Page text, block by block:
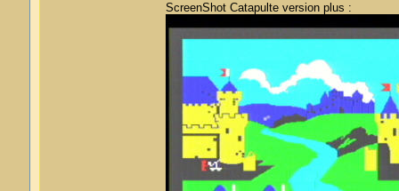
ScreenShot Catapulte version plus :